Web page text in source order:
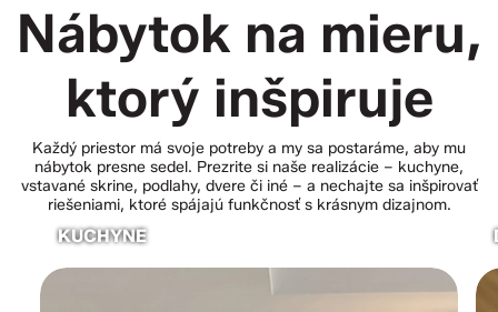
Nábytok na mieru,
ktorý inšpiruje
Každý priestor má svoje potreby a my sa postaráme, aby mu
nábytok presne sedel. Prezrite si naše realizácie – kuchyne,
vstavané skrine, podlahy, dvere či iné – a nechajte sa inšpirovať
riešeniami, ktoré spájajú funkčnosť s krásnym dizajnom.
KUCHYNE